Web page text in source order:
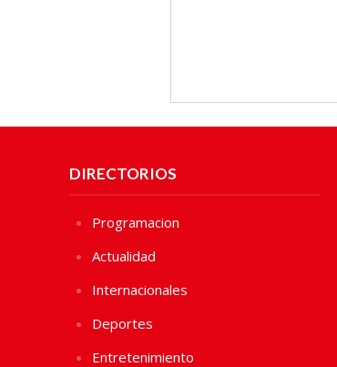
DIRECTORIOS
Programacion
Actualidad
Internacionales
Deportes
Entretenimiento